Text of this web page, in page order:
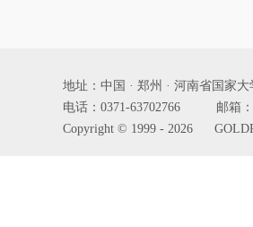
地址：中国 · 郑州 · 河南省国家
电话：0371-63702766 邮箱：
Copyright © 1999 - 2026